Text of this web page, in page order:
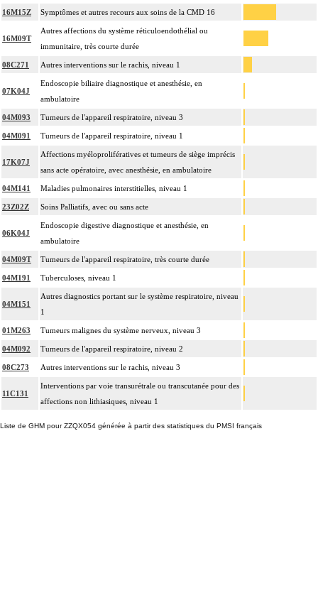
16M15Z Symptômes et autres recours aux soins de la CMD 16
16M09T
Autres affections du système réticuloendothélial ou
immunitaire, très courte durée
08C271 Autres interventions sur le rachis, niveau 1
07K04J
Endoscopie biliaire diagnostique et anesthésie, en
ambulatoire
04M093 Tumeurs de l'appareil respiratoire, niveau 3
04M091 Tumeurs de l'appareil respiratoire, niveau 1
17K07J
Affections myéloprolifératives et tumeurs de siège imprécis
sans acte opératoire, avec anesthésie, en ambulatoire
04M141 Maladies pulmonaires interstitielles, niveau 1
23Z02Z Soins Palliatifs, avec ou sans acte
06K04J
Endoscopie digestive diagnostique et anesthésie, en
ambulatoire
04M09T Tumeurs de l'appareil respiratoire, très courte durée
04M191 Tuberculoses, niveau 1
04M151
Autres diagnostics portant sur le système respiratoire, niveau
1
01M263 Tumeurs malignes du système nerveux, niveau 3
04M092 Tumeurs de l'appareil respiratoire, niveau 2
08C273 Autres interventions sur le rachis, niveau 3
11C131
Interventions par voie transurétrale ou transcutanée pour des
affections non lithiasiques, niveau 1
Liste de GHM pour ZZQX054 générée à partir des statistiques du PMSI français